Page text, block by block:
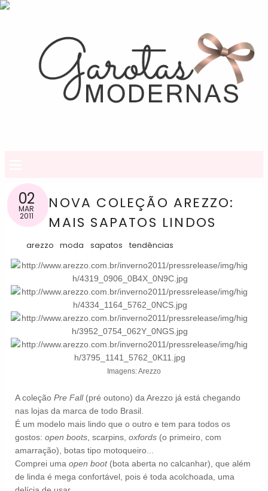
02
MAR
2011
NOVA COLEÇÃO AREZZO:
MAIS SAPATOS LINDOS
arezzo moda sapatos tendências
Imagens: Arezzo
A coleção Pre Fall(pré outono) da Arezzo já está chegando
nas lojas da marca de todo Brasil.
É um modelo mais lindo que o outro e tem para todos os
gostos: open boots, scarpins, oxfords(o primeiro, com
amarração), botas tipo motoqueiro...
Comprei uma open boot(bota aberta no calcanhar), que além
de linda é mega confortável, pois é toda acolchoada, uma